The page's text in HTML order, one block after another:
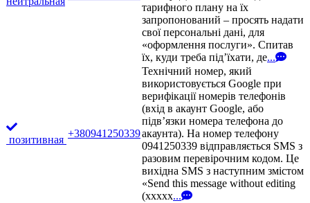
тарифного плану на їх
запропонований – просять надати
свої персональні дані, для
«оформлення послуги». Спитав
їх, куди треба під’їхати, де...
позитивная
+380941250339
Технічний номер, який
використовується Google при
верифікації номерів телефонів
(вхід в акаунт Google, або
підв’язки номера телефона до
акаунта). На номер телефону
0941250339 відправляється SMS з
разовим перевірочним кодом. Це
вихідна SMS з наступним змістом
«Send this message without editing
(xxxxx...